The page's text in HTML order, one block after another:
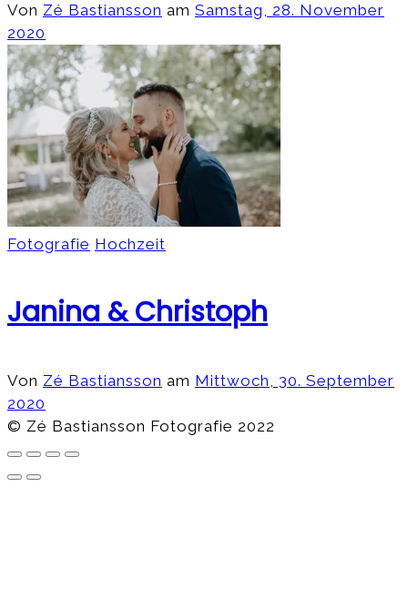
Von Zé Bastiansson am Samstag, 28. November
2020
Fotografie Hochzeit
Janina & Christoph
Von Zé Bastiansson am Mittwoch, 30. September
2020
© Zé Bastiansson Fotografie 2022